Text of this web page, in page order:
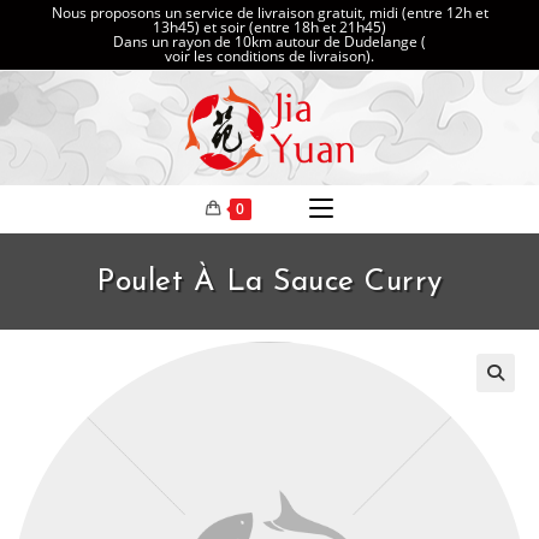
Nous proposons un service de livraison gratuit, midi (entre 12h et
13h45) et soir (entre 18h et 21h45)
Dans un rayon de 10km autour de Dudelange (
voir les conditions de livraison).
0
Poulet À La Sauce Curry